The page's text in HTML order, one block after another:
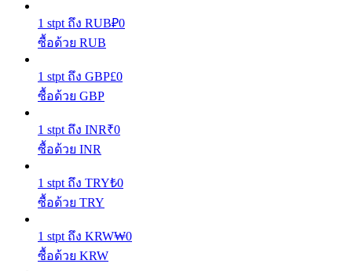
ผลตอบแทนสูงและเข้าถึงได้ทันที
Launchpool
1 stpt ถึง RUB₽0
ซื้อด้วย RUB
1 stpt ถึง GBP£0
ซื้อด้วย GBP
1 stpt ถึง INR₹0
ซื้อด้วย INR
1 stpt ถึง TRY₺0
ซื้อด้วย TRY
1 stpt ถึง KRW₩0
ซื้อด้วย KRW